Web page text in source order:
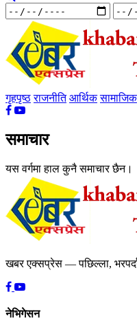
गृहपृष्ठ राजनीति आर्थिक सामाजिक
समाचार
यस वर्गमा हाल कुनै समाचार छैन।
खबर एक्सप्रेस — पछिल्ला,
नेभिगेसन